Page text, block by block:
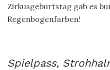
Zirkusgeburtstag gab es
Regenbogenfarben!
Spielpass,